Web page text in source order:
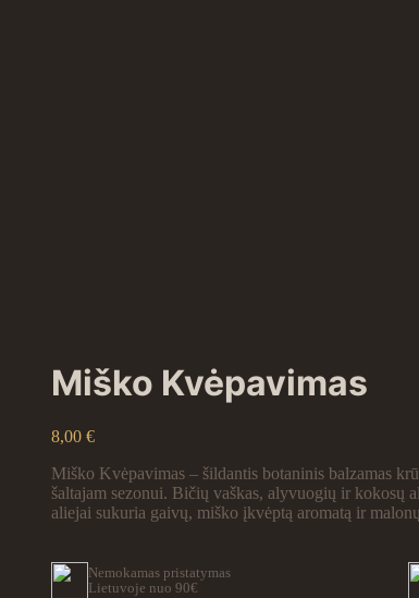
Miško Kvėpavimas
8,00 €
Miško Kvėpavimas – šildantis botaninis balzamas
šaltajam sezonui. Bičių vaškas, alyvuogių ir kokosų
aliejai sukuria gaivų, miško įkvėptą aromatą ir
Nemokamas pristatymas
Lietuvoje nuo 90€